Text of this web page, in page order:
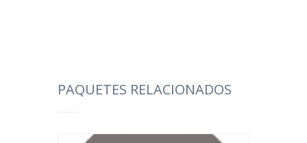
PAQUETES RELACIONADOS